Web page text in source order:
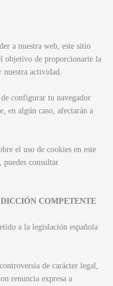
a nuestra web, este sitio
objetivo de proporcionarte la
nuestra actividad.
configurar tu navegador
en algún caso, afectarán a
el uso de cookies en este
consultar
COMPETENTE
a la legislación española
de carácter legal,
renuncia expresa a